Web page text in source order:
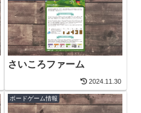
さいころファーム
2024.11.30
ボードゲーム情報